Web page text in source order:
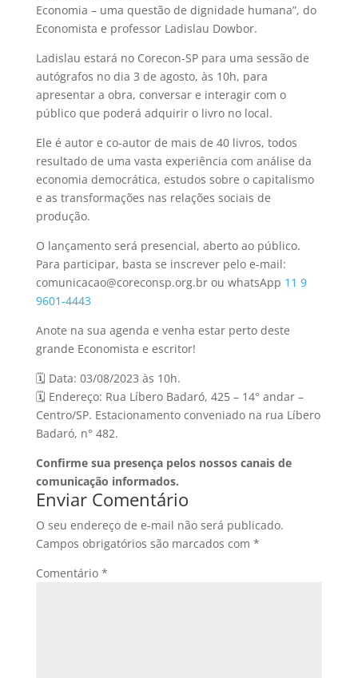
Economia – uma questão de dignidade humana”, do
Economista e professor Ladislau Dowbor.
Ladislau estará no Corecon-SP para uma sessão de
autógrafos no dia 3 de agosto, às 10h, para
apresentar a obra, conversar e interagir com o
público que poderá adquirir o livro no local.
Ele é autor e co-autor de mais de 40 livros, todos
resultado de uma vasta experiência com análise da
economia democrática, estudos sobre o capitalismo
e as transformações nas relações sociais de
produção.
O lançamento será presencial, aberto ao público.
Para participar, basta se inscrever pelo e-mail:
comunicacao@coreconsp.org.br ou whatsApp 11 9
9601-4443
Anote na sua agenda e venha estar perto deste
grande Economista e escritor!
🗓 Data: 03/08/2023 às 10h.
🗓 Endereço: Rua Líbero Badaró, 425 – 14° andar –
Centro/SP. Estacionamento conveniado na rua Líbero
Badaró, n° 482.
Confirme sua presença pelos nossos canais de
comunicação informados.
Enviar Comentário
O seu endereço de e-mail não será publicado.
Campos obrigatórios são marcados com *
Comentário *